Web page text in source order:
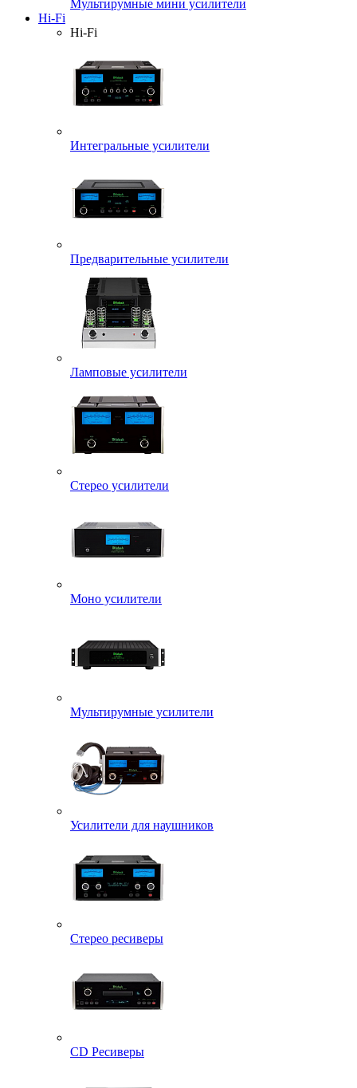
Мультирумные мини усилители
Hi-Fi
Hi-Fi
Интегральные усилители
Предварительные усилители
Ламповые усилители
Стерео усилители
Моно усилители
Мультирумные усилители
Усилители для наушников
Стерео ресиверы
CD Ресиверы